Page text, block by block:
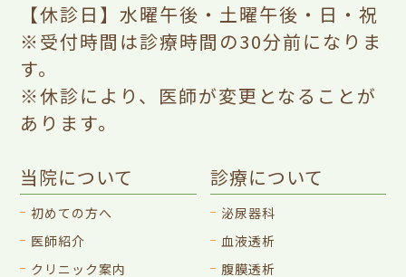
【休診日】水曜午後・土曜午後・日・祝
※受付時間は診療時間の30分前になりま
す。
※休診により、医師が変更となることが
あります。
当院について
初めての方へ
医師紹介
クリニック案内
診療について
泌尿器科
血液透析
腹膜透析